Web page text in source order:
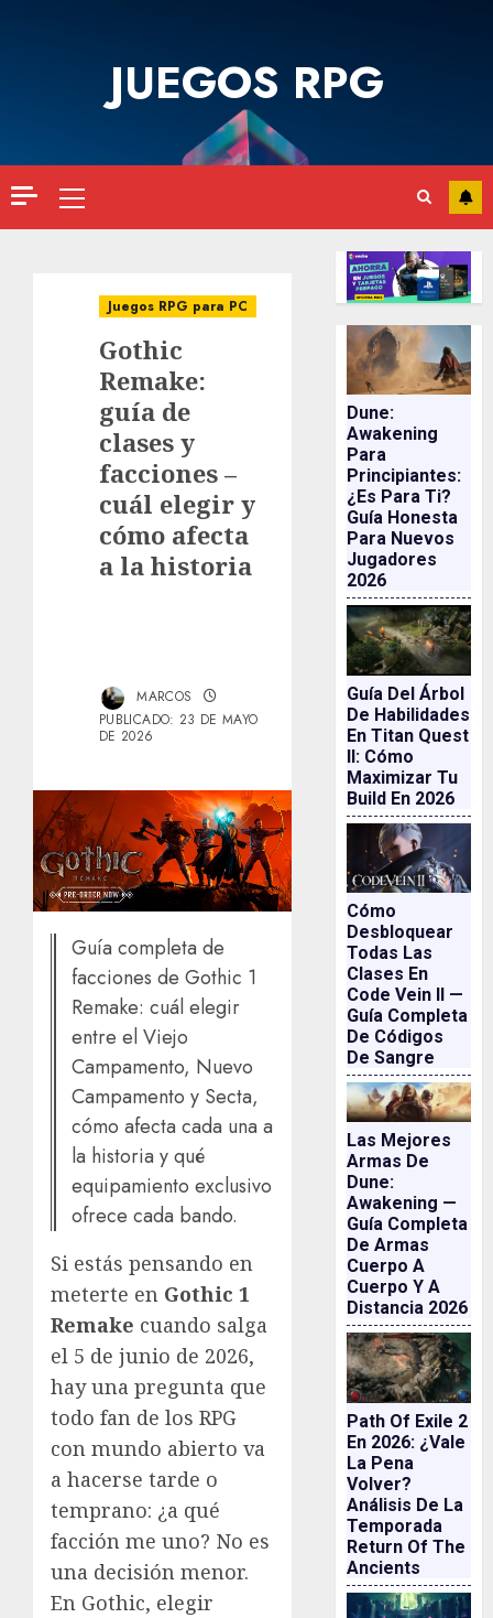
JUEGOS RPG
Menú
principal
Juegos RPG para PC
Gothic
Remake:
guía de
clases y
facciones –
cuál elegir y
cómo afecta
a la historia
MARCOS
PUBLICADO: 23 DE MAYO
DE 2026
Guía completa de
facciones de Gothic 1
Remake: cuál elegir
entre el Viejo
Campamento, Nuevo
Campamento y Secta,
cómo afecta cada una a
la historia y qué
equipamiento exclusivo
ofrece cada bando.
Si estás pensando en
meterte en Gothic 1
Remake cuando salga
el 5 de junio de 2026,
hay una pregunta que
todo fan de los RPG
con mundo abierto va
a hacerse tarde o
temprano: ¿a qué
facción me uno? No es
una decisión menor.
En Gothic, elegir
Dune:
Awakening
Para
Principiantes:
¿es Para Ti?
Guía Honesta
Para Nuevos
Jugadores
2026
Guía Del Árbol
De Habilidades
En Titan Quest
II: Cómo
Maximizar Tu
Build En 2026
Cómo
Desbloquear
Todas Las
Clases En
Code Vein II —
Guía Completa
De Códigos
De Sangre
Las Mejores
Armas De
Dune:
Awakening —
Guía Completa
De Armas
Cuerpo A
Cuerpo Y A
Distancia 2026
Path Of Exile 2
En 2026: ¿vale
La Pena
Volver?
Análisis De La
Temporada
Return Of The
Ancients